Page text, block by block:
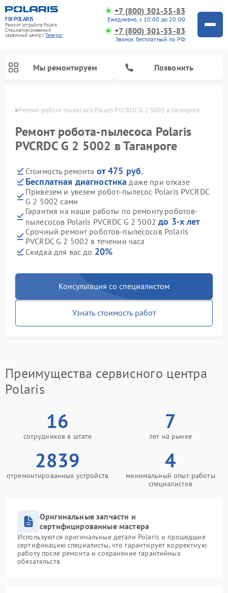
FIX-POLARIS
Ремонт устройств Polaris
Специализированный
cервисный центр г.Таганрог
+7 (800) 301-55-83
Ежедневно, с 10:00 до 20:00
+7 (800) 301-55-83
Звонок бесплатный по РФ
Мы ремонтируем Позвонить
Ремонт робота-пылесоса Polaris PVCRDC G 2 5002 в Таганроге
Ремонт робота-пылесоса Polaris
PVCRDC G 2 5002 в Таганроге
Стоимость ремонта от 475 руб.
Бесплатная диагностика даже при отказе
Привезем и увезем робот-пылесос Polaris PVCRDC
G 2 5002 сами
Гарантия на наши работы по ремонту роботов-
пылесосов Polaris PVCRDC G 2 5002до 3-х лет
Срочный ремонт роботов-пылесосов Polaris
PVCRDC G 2 5002 в течении часа
Скидка для вас до 20%
Консультация со специалистом
Узнать стоимость работ
Преимущества сервисного центра
Polaris
16
сотрудников в штате
7
лет на рынке
2839
отремонтированных устройств
4
минимальный опыт работы
специалистов
Оригинальные запчасти и
сертифицированные мастера
Используются оригинальные детали Polaris и прошедшие
сертификацию специалисты, что гарантирует корректную
работу после ремонта и сохранение гарантийных
обязательств